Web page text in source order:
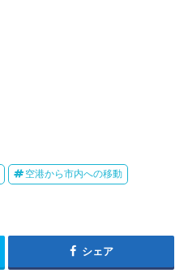
空港から市内への移動
シェア